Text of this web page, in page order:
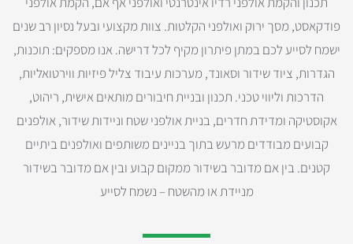
פודקאסט, מסך ירוק ואולפני הקלטות. צוות מקצועי ובעל נסיון רב שנים
ישמח לסייע לכם במתן פיתרון מקיף לכל דרישה. אנו מספקים: תוכנות,
הגדרות, ציוד שידור וסאונד, מערכות עיבוד צליל פיזיות ווירטואליות,
הדרכות וליווי טכני. תכנון ובניית חיבורים מותאים אישית, ריהוט,
אקוסטיקה ומדידת חדרים, בניית אולפני שטח וניידות שידור, אולפנים
קבועים מבודדים מרעש בתוך בניינים משותפים ואולפנים ביתיים
קטנים. בין אם מדובר בשידור ממקום קבוע ובין אם מדובר בשידור
מניידת או מהשטח – נשמח לסייע